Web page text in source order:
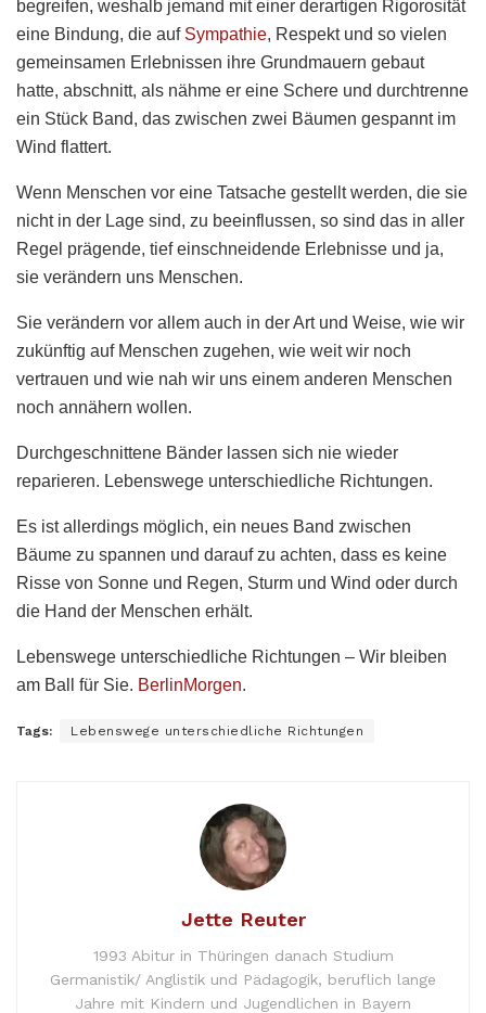
begreifen, weshalb jemand mit einer derartigen Rigorosität
eine Bindung, die auf Sympathie, Respekt und so vielen
gemeinsamen Erlebnissen ihre Grundmauern gebaut
hatte, abschnitt, als nähme er eine Schere und durchtrenne
ein Stück Band, das zwischen zwei Bäumen gespannt im
Wind flattert.
Wenn Menschen vor eine Tatsache gestellt werden, die sie
nicht in der Lage sind, zu beeinflussen, so sind das in aller
Regel prägende, tief einschneidende Erlebnisse und ja,
sie verändern uns Menschen.
Sie verändern vor allem auch in der Art und Weise, wie wir
zukünftig auf Menschen zugehen, wie weit wir noch
vertrauen und wie nah wir uns einem anderen Menschen
noch annähern wollen.
Durchgeschnittene Bänder lassen sich nie wieder
reparieren. Lebenswege unterschiedliche Richtungen.
Es ist allerdings möglich, ein neues Band zwischen
Bäume zu spannen und darauf zu achten, dass es keine
Risse von Sonne und Regen, Sturm und Wind oder durch
die Hand der Menschen erhält.
Lebenswege unterschiedliche Richtungen – Wir bleiben
am Ball für Sie. BerlinMorgen.
Tags: Lebenswege unterschiedliche Richtungen
Jette Reuter
1993 Abitur in Thüringen danach Studium
Germanistik/ Anglistik und Pädagogik, beruflich lange
Jahre mit Kindern und Jugendlichen in Bayern